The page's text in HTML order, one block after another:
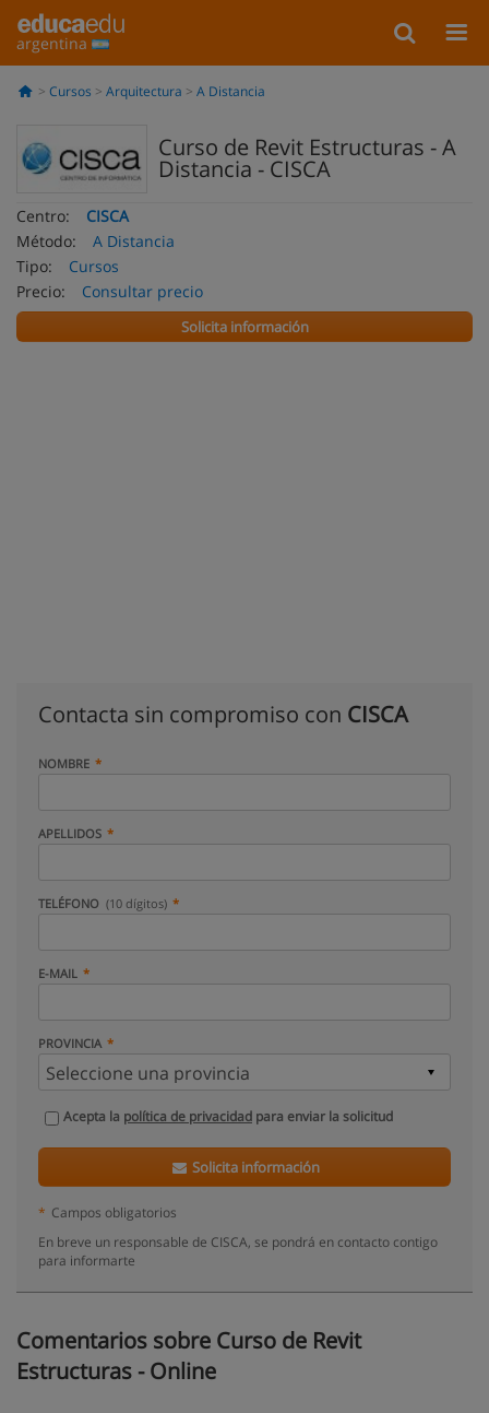
argentina
Cursos Arquitectura A Distancia
Curso de Revit Estructuras - A
Distancia - CISCA
Centro:
CISCA
Método:
A Distancia
Tipo:
Cursos
Precio:
Consultar precio
Solicita información
Contacta sin compromiso con CISCA
NOMBRE
APELLIDOS
TELÉFONO (10 dígitos)
E-MAIL
PROVINCIA
Acepta la política de privacidad para enviar la solicitud
Solicita información
* Campos obligatorios
En breve un responsable de CISCA, se pondrá en contacto contigo
para informarte
Comentarios sobre Curso de Revit
Estructuras - Online